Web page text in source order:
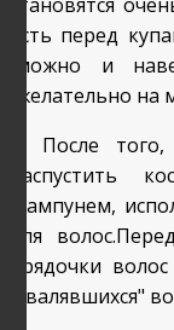
есть перед
(можно и
(желательно на
2. После
распустить
шампунем,
для
прядочки
"свалявшихся"